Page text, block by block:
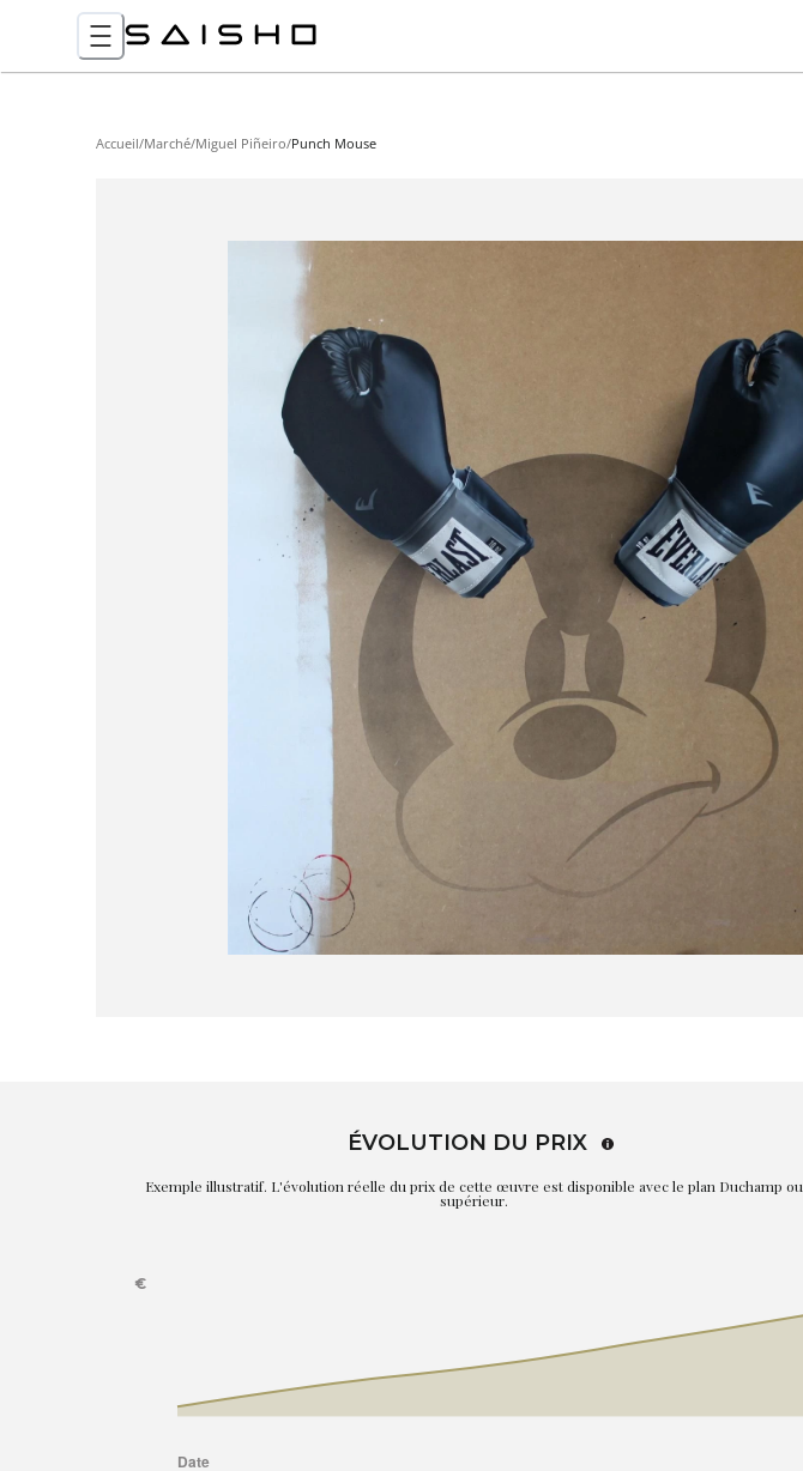
Accueil/Marché/Miguel Piñeiro/Punch Mouse
ÉVOLUTION DU PRIX
Exemple illustratif. L'évolution réelle du prix de cette œuvre est disponible avec le plan Duchamp ou
supérieur.